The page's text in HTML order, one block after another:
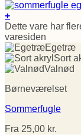
+
Dette vare har
varesiden
Egetræ
Sort
Valnød
Børneværelset
Sommerfugle
Fra 25,00 kr.